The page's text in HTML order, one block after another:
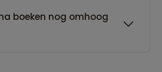
boeken nog omhoog